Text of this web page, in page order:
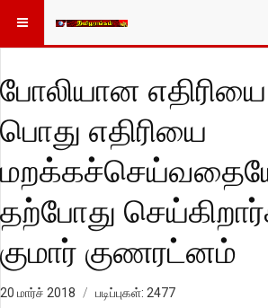
போலியான எதிரியை
பொது எதிரியை
தற்போது
குமார் குணரட்னம்
20 மார்ச் 2018 படிப்புகள்: 2477